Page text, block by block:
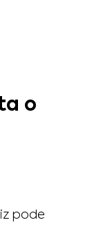
o
pode